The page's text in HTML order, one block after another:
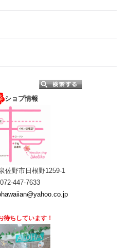
ショプ情報
佐野市日根野1259-1
447-7633
待ちしています！